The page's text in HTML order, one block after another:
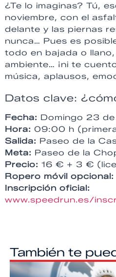
¿Te lo imaginas? Tú,
noviembre, con el
delante y las piernas
nunca… Pues es
todo en bajada o llano,
ambiente… ¡ni te
música, aplausos,
Datos clave:
Fecha: Domingo 23
Hora: 09:00 h
Salida: Paseo de la
Meta: Paseo de la
Precio: 16 € + 3 €
Ropero móvil opcional:
Inscripción oficial:
www.speedrun.es/
También te